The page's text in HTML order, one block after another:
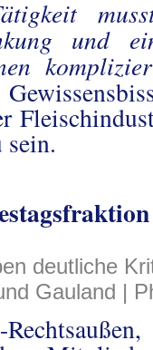
und
sein.
deutliche
Gauland |